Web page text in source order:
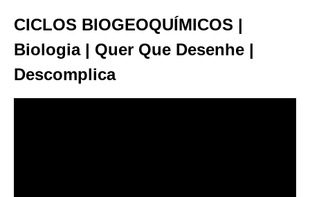
CICLOS BIOGEOQUÍMICOS |
Biologia | Quer Que Desenhe |
Descomplica